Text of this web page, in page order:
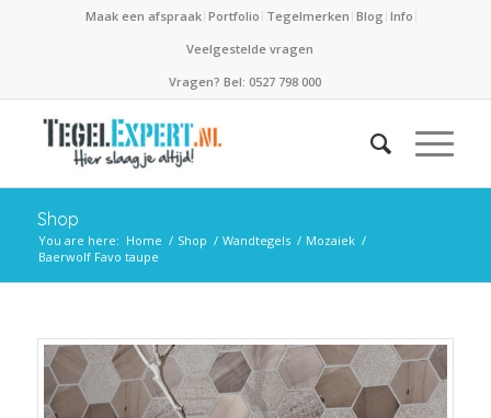
Maak een afspraak Portfolio Tegelmerken Blog Info
Veelgestelde vragen
Vragen? Bel: 0527 798 000
Shop
You are here: Home / Shop / Wandtegels / Mozaiek /
Baerwolf Favo taupe